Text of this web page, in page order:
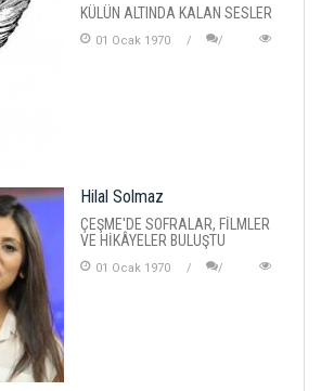
KÜLÜN ALTINDA KALAN SESLER
01 Ocak 1970
Hilal Solmaz
ÇEŞME'DE SOFRALAR, FİLMLER
VE HİKÂYELER BULUŞTU
01 Ocak 1970